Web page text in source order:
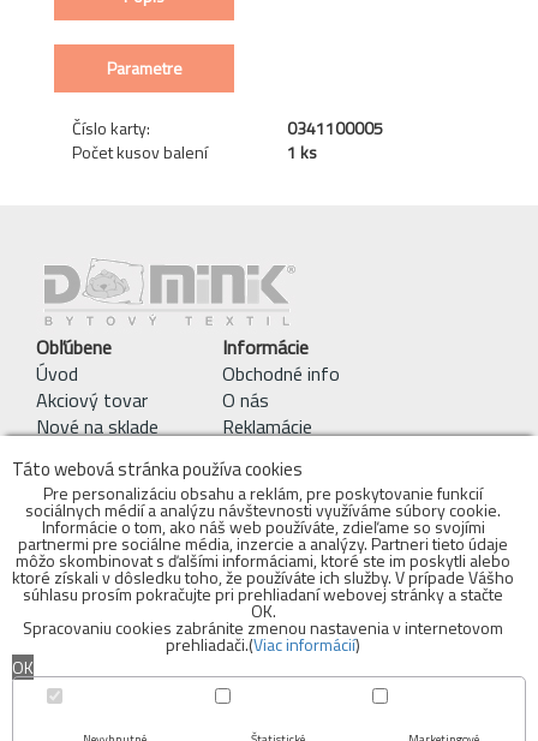
Parametre
Číslo karty:
0341100005
Počet kusov balení
1 ks
Obľúbene
Úvod
Akciový tovar
Nové na sklade
Informácie
Obchodné info
O nás
Reklamácie
Obchodné podmienky
Kontakty
objednavky@bytovytextil.sk
mobil: 0910 942 979
Adresa Skladu:
Bytový textil - DOMINIK s.r.o.
919 42 Voderady
Táto webová stránka používa cookies
Pre personalizáciu obsahu a reklám, pre poskytovanie funkcií
sociálnych médií a analýzu návštevnosti využíváme súbory cookie.
Informácie o tom, ako náš web používáte, zdieľame so svojími
partnermi pre sociálne média, inzercie a analýzy. Partneri tieto údaje
môžo skombinovat s ďalšími informáciami, ktoré ste im poskytli alebo
ktoré získali v dôsledku toho, že používáte ich služby. V prípade Vášho
súhlasu prosím pokračujte pri prehliadaní webovej stránky a stačte
OK.
Spracovaniu cookies zabránite zmenou nastavenia v internetovom
prehliadači.(Viac informácií)
OK